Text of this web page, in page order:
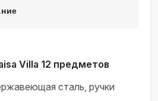
Villa 12 предметов
сталь, ручки